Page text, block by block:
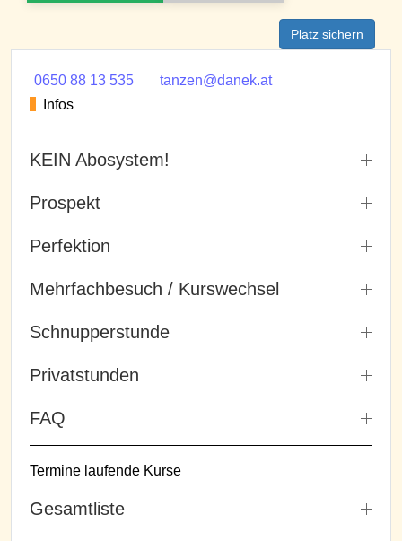
Platz sichern
0650 88 13 535
tanzen@danek.at
Infos
KEIN Abosystem!
Prospekt
Perfektion
Mehrfachbesuch / Kurswechsel
Schnupperstunde
Privatstunden
FAQ
Termine laufende Kurse
Gesamtliste